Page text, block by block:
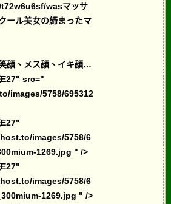
wasマッサ
ール美女の締まったマ
顔、メス顔、イキ顔…
src="
images/5758/695312
images/5758/6
1269.jpg " />
images/5758/6
1269.jpg " />